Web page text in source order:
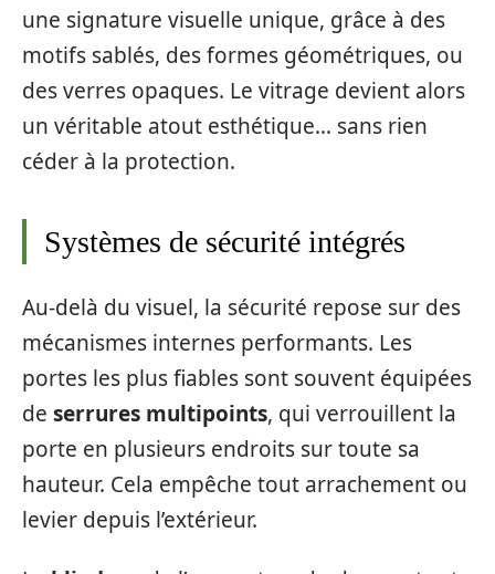
une signature visuelle unique, grâce à des
motifs sablés, des formes géométriques, ou
des verres opaques. Le vitrage devient alors
un véritable atout esthétique… sans rien
céder à la protection.
Systèmes de sécurité intégrés
Au-delà du visuel, la sécurité repose sur des
mécanismes internes performants. Les
portes les plus fiables sont souvent équipées
de serrures multipoints, qui verrouillent la
porte en plusieurs endroits sur toute sa
hauteur. Cela empêche tout arrachement ou
levier depuis l’extérieur.